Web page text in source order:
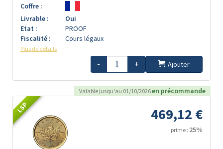
Coffre :
Livrable :
Oui
Etat :
PROOF
Fiscalité :
Cours légaux
Plus de détails
- + Ajouter
Valable jusqu'au 01/10/2026en précommande
LSP 469,12 €
prime : 25%